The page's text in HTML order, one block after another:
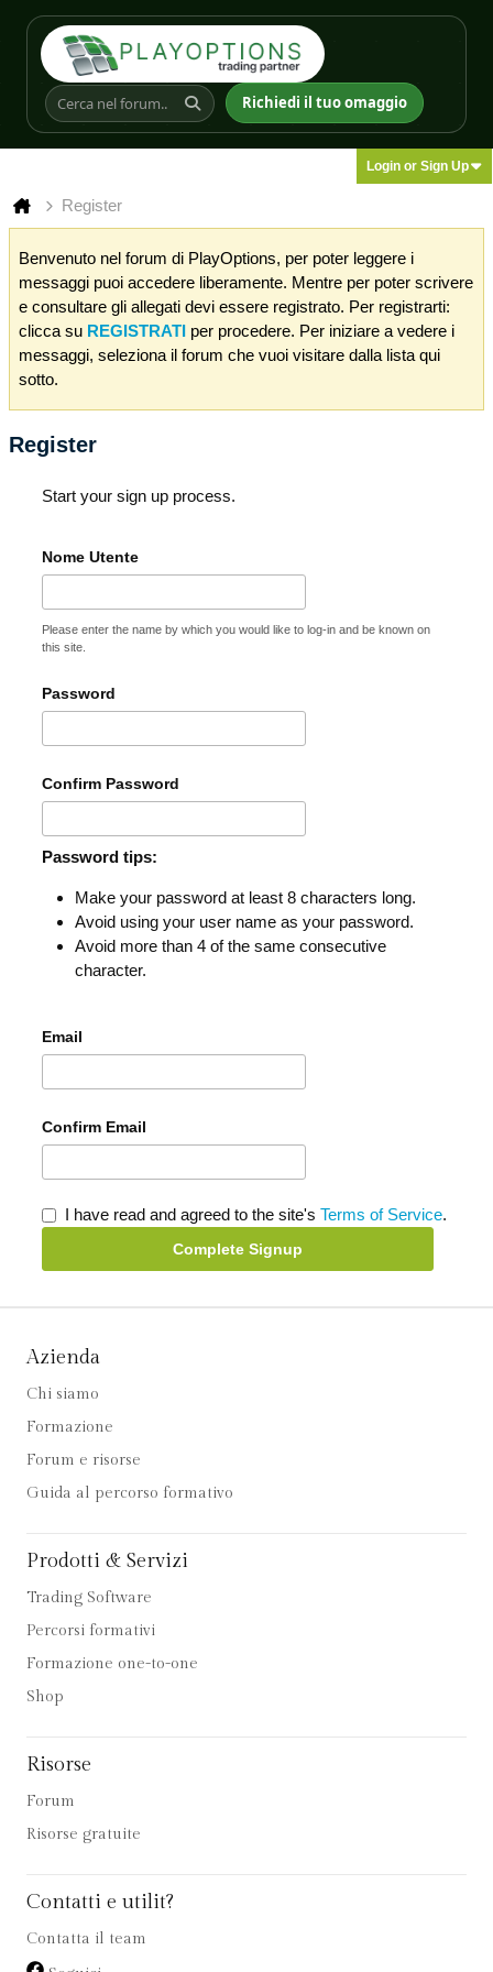
Richiedi il tuo omaggio
Login or Sign Up
Register
Benvenuto nel forum di PlayOptions, per poter leggere i
messaggi puoi accedere liberamente. Mentre per poter scrivere
e consultare gli allegati devi essere registrato. Per registrarti:
clicca su REGISTRATI per procedere. Per iniziare a vedere i
messaggi, seleziona il forum che vuoi visitare dalla lista qui
sotto.
Register
Start your sign up process.
Nome Utente
Please enter the name by which you would like to log-in and be known on
this site.
Password
Confirm Password
Password tips:
Make your password at least 8 characters long.
Avoid using your user name as your password.
Avoid more than 4 of the same consecutive
character.
Email
Confirm Email
I have read and agreed to the site's Terms of Service.
Complete Signup
Azienda
Chi siamo
Formazione
Forum e risorse
Guida al percorso formativo
Prodotti & Servizi
Trading Software
Percorsi formativi
Formazione one-to-one
Shop
Risorse
Forum
Risorse gratuite
Contatti e utilit?
Contatta il team